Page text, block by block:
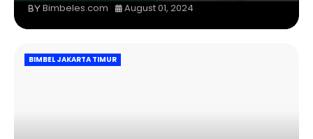
Bimbeles.com August 01, 2024
BIMBEL JAKARTA TIMUR